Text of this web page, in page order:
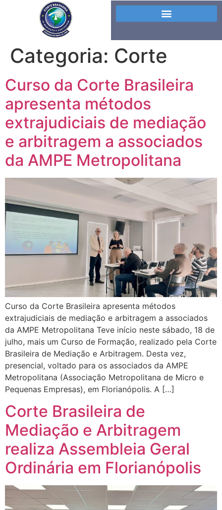
Categoria: Corte
Curso da Corte Brasileira
apresenta métodos
extrajudiciais de mediação
e arbitragem a associados
da AMPE Metropolitana
Curso da Corte Brasileira apresenta métodos
extrajudiciais de mediação e arbitragem a associados
da AMPE Metropolitana Teve início neste sábado, 18 de
julho, mais um Curso de Formação, realizado pela Corte
Brasileira de Mediação e Arbitragem. Desta vez,
presencial, voltado para os associados da AMPE
Metropolitana (Associação Metropolitana de Micro e
Pequenas Empresas), em Florianópolis. A […]
Corte Brasileira de
Mediação e Arbitragem
realiza Assembleia Geral
Ordinária em Florianópolis